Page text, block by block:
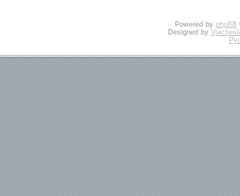
Powered by phpBB
Designed by